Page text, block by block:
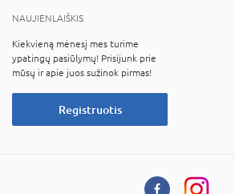
NAUJIENLAIŠKIS
Kiekvieną mėnesį mes turime
ypatingų pasiūlymų! Prisijunk prie
mūsų ir apie juos sužinok pirmas!
Registruotis